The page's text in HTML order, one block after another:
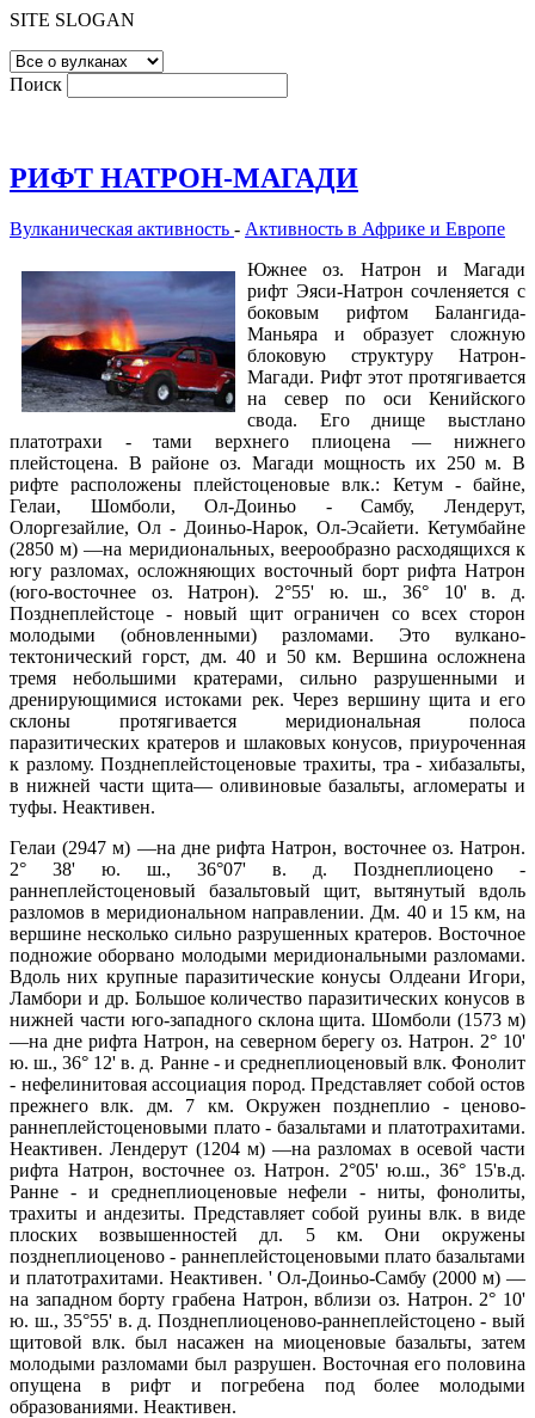
SITE SLOGAN
Поиск
РИФТ НАТРОН-МАГАДИ
Вулканическая активность - Активность в Африке и Европе
Южнее оз. Натрон и Магади
рифт Эяси-Натрон сочленяется с
боковым рифтом Балангида-
Маньяра и образует сложную
блоковую структуру Натрон-
Магади. Рифт этот протягивается
на север по оси Кенийского
свода. Его днище выстлано
платотрахи - тами верхнего плиоцена — нижнего
плейстоцена. В районе оз. Магади мощность их 250 м. В
рифте расположены плейстоценовые влк.: Кетум - байне,
Гелаи, Шомболи, Ол-Доиньо - Самбу, Лендерут,
Олоргезайлие, Ол - Доиньо-Нарок, Ол-Эсайети. Кетумбайне
(2850 м) —на меридиональных, веерообразно расходящихся к
югу разломах, осложняющих восточный борт рифта Натрон
(юго-восточнее оз. Натрон). 2°55' ю. ш., 36° 10' в. д.
Позднеплейстоце - новый щит ограничен со всех сторон
молодыми (обновленными) разломами. Это вулкано-
тектонический горст, дм. 40 и 50 км. Вершина осложнена
тремя небольшими кратерами, сильно разрушенными и
дренирующимися истоками рек. Через вершину щита и его
склоны протягивается меридиональная полоса
паразитических кратеров и шлаковых конусов, приуроченная
к разлому. Позднеплейстоценовые трахиты, тра - хибазальты,
в нижней части щита— оливиновые базальты, агломераты и
туфы. Неактивен.
Гелаи (2947 м) —на дне рифта Натрон, восточнее оз. Натрон.
2° 38' ю. ш., 36°07' в. д. Позднеплиоцено -
раннеплейстоценовый базальтовый щит, вытянутый вдоль
разломов в меридиональном направлении. Дм. 40 и 15 км, на
вершине несколько сильно разрушенных кратеров. Восточное
подножие оборвано молодыми меридиональными разломами.
Вдоль них крупные паразитические конусы Олдеани Игори,
Ламбори и др. Большое количество паразитических конусов в
нижней части юго-западного склона щита. Шомболи (1573 м)
—на дне рифта Натрон, на северном берегу оз. Натрон. 2° 10'
ю. ш., 36° 12' в. д. Ранне - и среднеплиоценовый влк. Фонолит
- нефелинитовая ассоциация пород. Представляет собой остов
прежнего влк. дм. 7 км. Окружен позднеплио - ценово-
раннеплейстоценовыми плато - базальтами и платотрахитами.
Неактивен. Лендерут (1204 м) —на разломах в осевой части
рифта Натрон, восточнее оз. Натрон. 2°05' ю.ш., 36° 15'в.д.
Ранне - и среднеплиоценовые нефели - ниты, фонолиты,
трахиты и андезиты. Представляет собой руины влк. в виде
плоских возвышенностей дл. 5 км. Они окружены
позднеплиоценово - раннеплейстоценовыми плато базальтами
и платотрахитами. Неактивен. ' Ол-Доиньо-Самбу (2000 м) —
на западном борту грабена Натрон, вблизи оз. Натрон. 2° 10'
ю. ш., 35°55' в. д. Позднеплиоценово-раннеплейстоцено - вый
щитовой влк. был насажен на миоценовые базальты, затем
молодыми разломами был разрушен. Восточная его половина
опущена в рифт и погребена под более молодыми
образованиями. Неактивен.